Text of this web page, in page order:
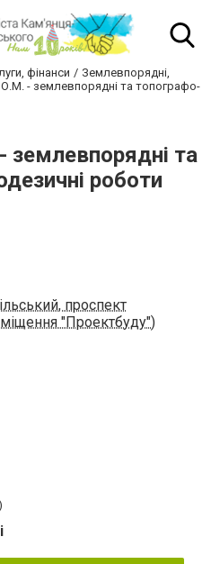
фінанси
Землевпорядні,
- землевпорядні та топографо-
та
роботи
проспект
"Проектбуду")